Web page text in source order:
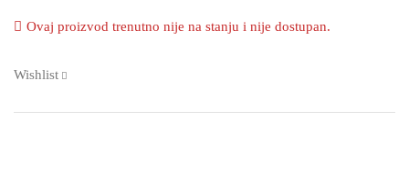
Ovaj proizvod trenutno nije na stanju i nije dostupan.
Wishlist